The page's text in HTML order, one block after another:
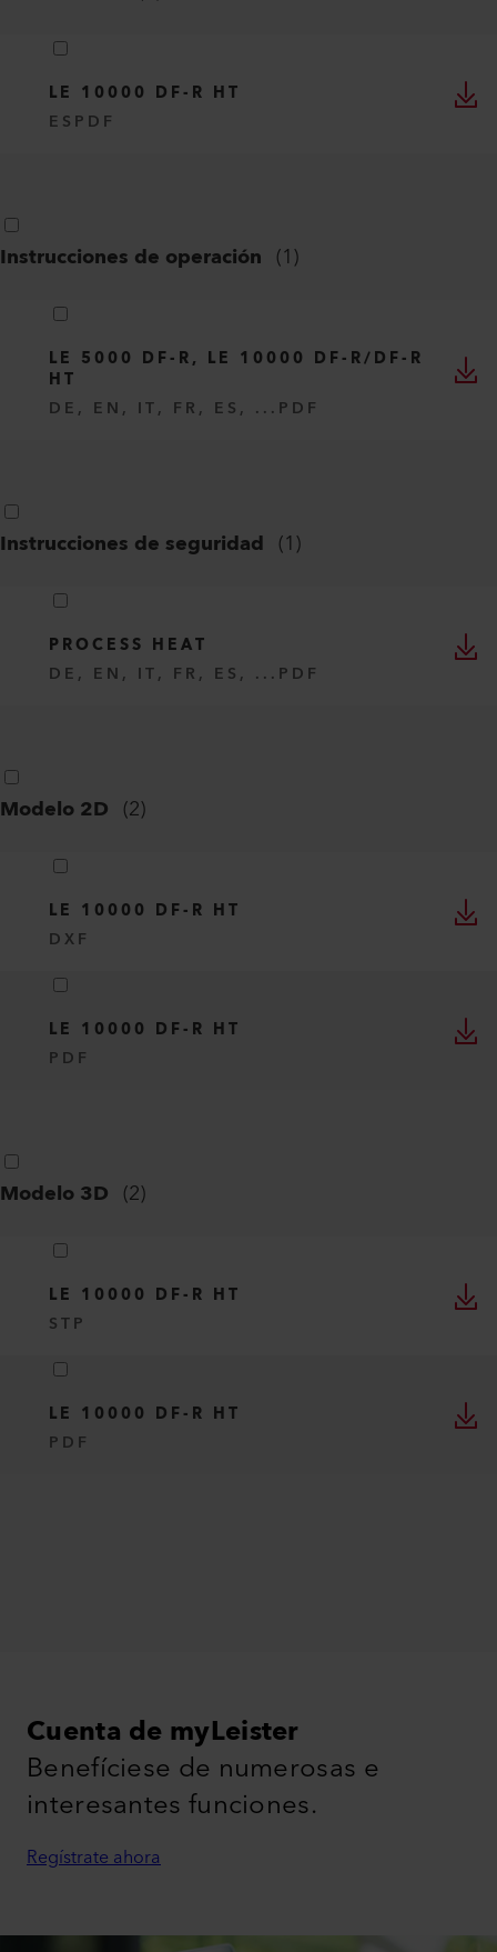
LE 10000 DF-R HT
ES PDF
Instrucciones de operación (1)
LE 5000 DF-R, LE 10000 DF-R/DF-R
HT
DE, EN, IT, FR, ES, ... PDF
Instrucciones de seguridad (1)
PROCESS HEAT
DE, EN, IT, FR, ES, ... PDF
Modelo 2D (2)
LE 10000 DF-R HT
DXF
LE 10000 DF-R HT
PDF
Modelo 3D (2)
LE 10000 DF-R HT
STP
LE 10000 DF-R HT
PDF
Cuenta de myLeister
Benefíciese de numerosas e
interesantes funciones.
Regístrate ahora